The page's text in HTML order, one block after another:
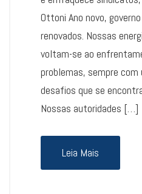
Ottoni Ano novo,
renovados. Nossas
voltam-se ao
problemas, sempre com
desafios que se
Nossas autoridades […]
Leia Mais